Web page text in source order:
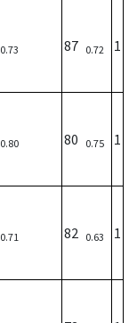
0.73 87 0.72 1
0.80 80 0.75 1
0.71 82 0.63 1